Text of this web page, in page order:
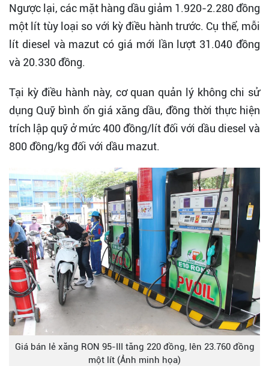
Ngược lại, các mặt hàng dầu giảm 1.920-2.280 đồng
một lít tùy loại so với kỳ điều hành trước. Cụ thể, mỗi
lít diesel và mazut có giá mới lần lượt 31.040 đồng
và 20.330 đồng.
Tại kỳ điều hành này, cơ quan quản lý không chi sử
dụng Quỹ bình ổn giá xăng dầu, đồng thời thực hiện
trích lập quỹ ở mức 400 đồng/lít đối với dầu diesel và
800 đồng/kg đối với dầu mazut.
Giá bán lẻ xăng RON 95-III tăng 220 đồng, lên 23.760 đồng
một lít (Ảnh minh họa)